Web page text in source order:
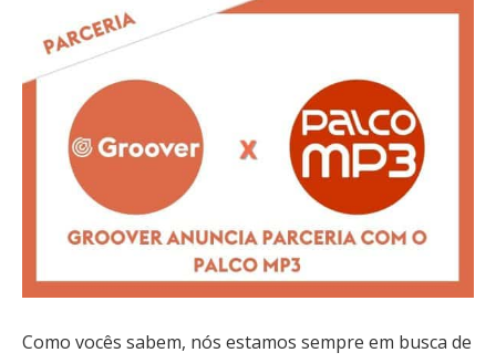
Como vocês sabem, nós estamos sempre em busca de